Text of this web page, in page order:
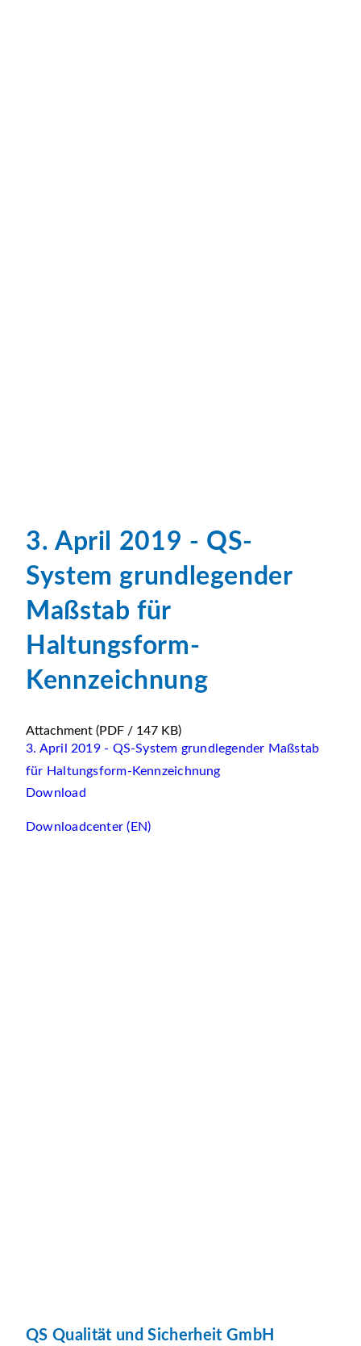
3. April 2019 - QS-
System grundlegender
Maßstab für
Haltungsform-
Kennzeichnung
Attachment (PDF / 147 KB)
3. April 2019 - QS-System grundlegender Maßstab
für Haltungsform-Kennzeichnung
Download
Downloadcenter (EN)
QS Qualität und Sicherheit GmbH